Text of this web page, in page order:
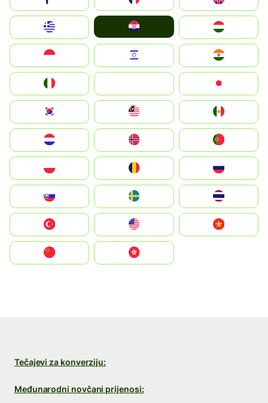
Magyarország
South Korea
United States
中國香港特別行政區
Tečajevi za konverziju:
Međunarodni novčani prijenosi: